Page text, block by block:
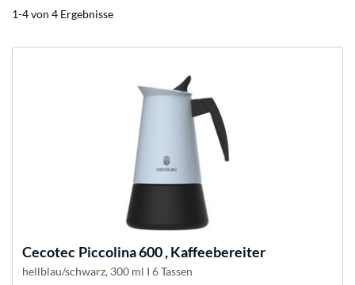
1-4 von 4 Ergebnisse
Cecotec Piccolina 600 , Kaffeebereiter
hellblau/schwarz, 300 ml I 6 Tassen